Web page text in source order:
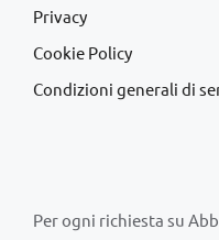
Privacy
Cookie Policy
Condizioni generali di
Per ogni richiesta su